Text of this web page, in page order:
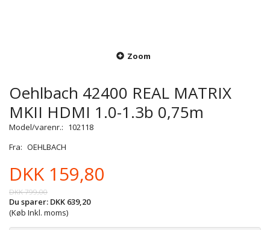
Zoom
Oehlbach 42400 REAL MATRIX
MKII HDMI 1.0-1.3b 0,75m
Model/varenr.: 102118
Fra: OEHLBACH
DKK 159,80
DKK 799,00
Du sparer: DKK 639,20
(Køb Inkl. moms)